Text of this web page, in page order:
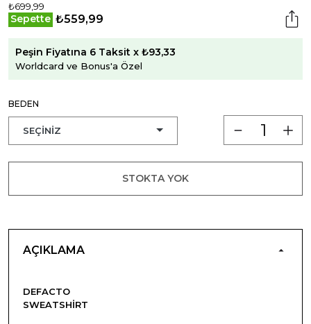
₺699,99
Sepette ₺559,99
Peşin Fiyatına 6 Taksit x ₺93,33
Worldcard ve Bonus'a Özel
BEDEN
STOKTA YOK
AÇIKLAMA
DEFACTO
SWEATSHIRT